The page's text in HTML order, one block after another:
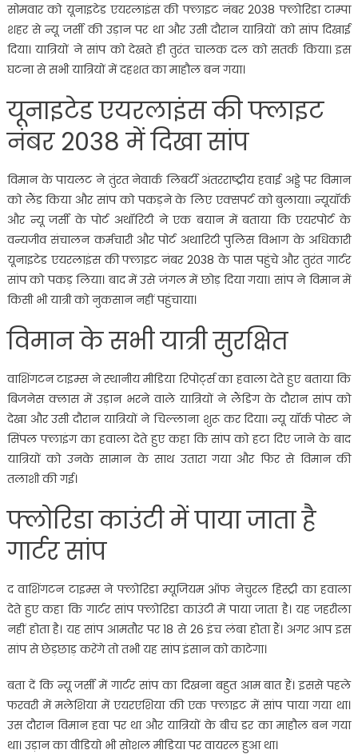
सोमवार को यूनाइटेड एयरलाइंस की फ्लाइट नंबर 2038 फ्लोरिडा टाम्पा
शहर से न्यू जर्सी की उड़ान पर था और उसी दौरान यात्रियों को सांप दिखाई
दिया। यात्रियों ने सांप को देखते ही तुरंत चालक दल को सतर्क किया। इस
घटना से सभी यात्रियों में दहशत का माहौल बन गया।
यूनाइटेड एयरलाइंस की फ्लाइट
नंबर 2038 में दिखा सांप
विमान के पायलट ने तुंरत नेवार्क लिबर्टी अंतरराष्ट्रीय हवाई अड्डे पर विमान
को लैंड किया और सांप को पकड़ने के लिए एक्सपर्ट को बुलाया। न्यूयॉर्क
और न्यू जर्सी के पोर्ट अथॉरिटी ने एक बयान में बताया कि एयरपोर्ट के
वन्यजीव संचालन कर्मचारी और पोर्ट अथारिटी पुलिस विभाग के अधिकारी
यूनाइटेड एयरलाइंस की फ्लाइट नंबर 2038 के पास पहुंचे और तुरंत गार्टर
सांप को पकड़ लिया। बाद में उसे जंगल में छोड़ दिया गया। सांप ने विमान में
किसी भी यात्री को नुकसान नहीं पहुंचाया।
विमान के सभी यात्री सुरक्षित
वाशिंगटन टाइम्स ने स्थानीय मीडिया रिपोर्ट्स का हवाला देते हुए बताया कि
बिजनेस क्लास में उड़ान भरने वाले यात्रियों ने लैंडिग के दौरान सांप को
देखा और उसी दौरान यात्रियों ने चिल्लाना शुरू कर दिया। न्यू यॉर्क पोस्ट ने
सिंपल फ्लाइंग का हवाला देते हुए कहा कि सांप को हटा दिए जाने के बाद
यात्रियों को उनके सामान के साथ उतारा गया और फिर से विमान की
तलाशी की गई।
फ्लोरिडा काउंटी में पाया जाता है
गार्टर सांप
द वाशिंगटन टाइम्स ने फ्लोरिडा म्यूजियम ऑफ नेचुरल हिस्ट्री का हवाला
देते हुए कहा कि गार्टर सांप फ्लोरिडा काउंटी में पाया जाता है। यह जहरीला
नहीं होता है। यह सांप आमतौर पर 18 से 26 इंच लंबा होता हैं। अगर आप इस
सांप से छेड़छाड़ करेंगे तो तभी यह सांप इंसान को काटेगा।
बता दें कि न्यू जर्सी में गार्टर सांप का दिखना बहुत आम बात हैं। इससे पहले
फरवरी में मलेशिया में एयरएशिया की एक फ्लाइट में सांप पाया गया था।
उस दौरान विमान हवा पर था और यात्रियों के बीच डर का माहौल बन गया
था। उड़ान का वीडियो भी सोशल मीडिया पर वायरल हुआ था।